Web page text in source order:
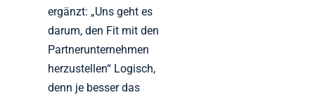
ergänzt: „Uns geht es
darum, den Fit mit den
Partnerunternehmen
herzustellen“ Logisch,
denn je besser das